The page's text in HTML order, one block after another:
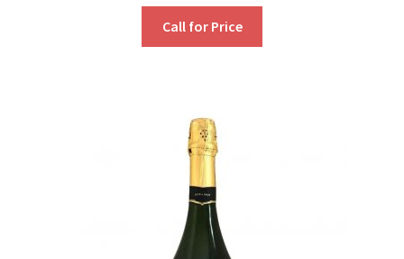
Call for Price